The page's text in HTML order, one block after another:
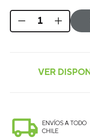
ENVÍOS A TODO
CHILE